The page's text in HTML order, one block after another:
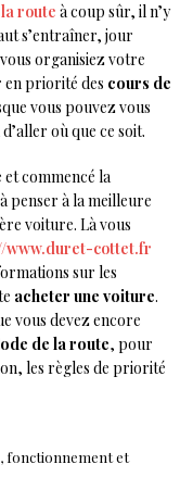
route à coup sûr, il n’y
s’entraîner, jour
organisiez votre
en priorité des cours de
vous pouvez vous
où que ce soit.
et commencé la
penser à la meilleure
voiture. Là vous
www.duret-cottet.fr
sur les
acheter une voiture.
vous devez encore
de la route, pour
les règles de priorité
fonctionnement et